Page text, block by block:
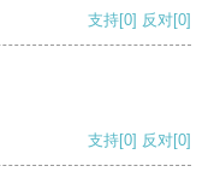
支持[0] 反对[0]
支持[0] 反对[0]